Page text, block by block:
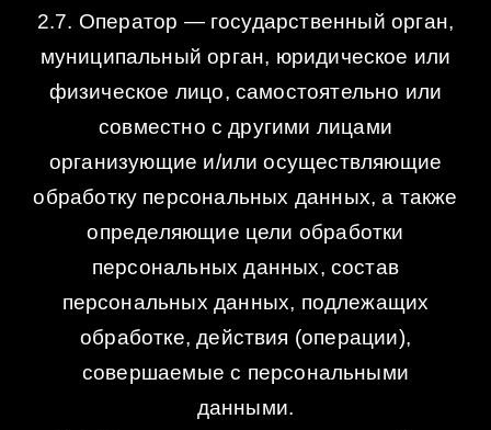
2.7. Оператор — государственный орган,
муниципальный орган, юридическое или
физическое лицо, самостоятельно или
совместно с другими лицами
организующие и/или осуществляющие
обработку персональных данных, а также
определяющие цели обработки
персональных данных, состав
персональных данных, подлежащих
обработке, действия (операции),
совершаемые с персональными
данными.